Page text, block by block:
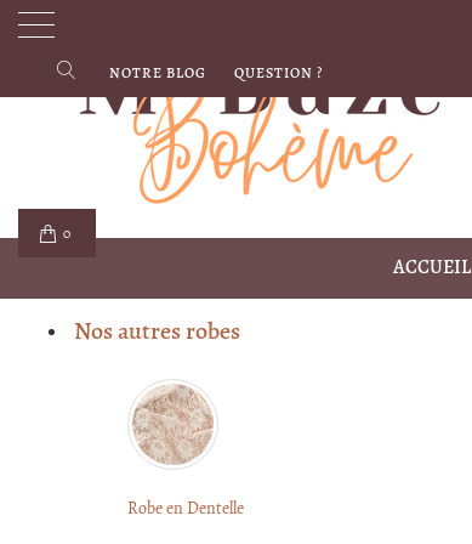
0
NOTRE BLOG QUESTION ?
ACCUEIL
Nos autres robes
Robe en Dentelle